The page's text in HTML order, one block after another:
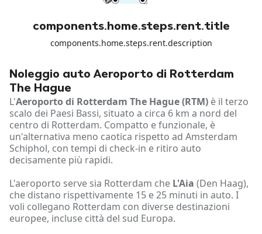
components.home.steps.rent.title
components.home.steps.rent.description
Noleggio auto Aeroporto di Rotterdam
The Hague
L'Aeroporto di Rotterdam The Hague (RTM) è il terzo
scalo dei Paesi Bassi, situato a circa 6 km a nord del
centro di Rotterdam. Compatto e funzionale, è
un'alternativa meno caotica rispetto ad Amsterdam
Schiphol, con tempi di check-in e ritiro auto
decisamente più rapidi.
L'aeroporto serve sia Rotterdam che L'Aia (Den Haag),
che distano rispettivamente 15 e 25 minuti in auto. I
voli collegano Rotterdam con diverse destinazioni
europee, incluse città del sud Europa.